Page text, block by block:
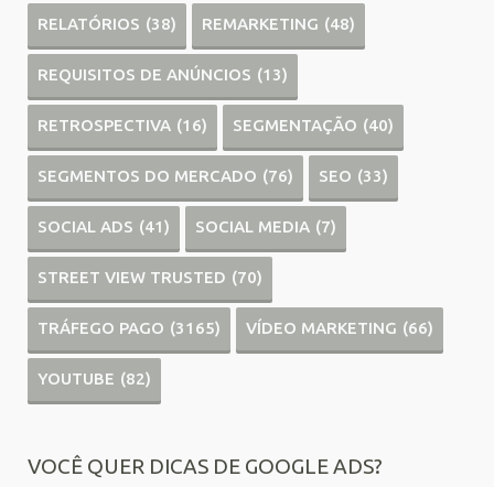
RELATÓRIOS (38) REMARKETING (48)
REQUISITOS DE ANÚNCIOS (13)
RETROSPECTIVA (16) SEGMENTAÇÃO (40)
SEGMENTOS DO MERCADO (76) SEO (33)
SOCIAL ADS (41) SOCIAL MEDIA (7)
STREET VIEW TRUSTED (70)
TRÁFEGO PAGO (3165) VÍDEO MARKETING (66)
YOUTUBE (82)
VOCÊ QUER DICAS DE GOOGLE ADS?